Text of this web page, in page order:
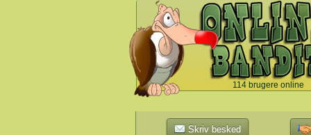
114 brugere online
`
Skriv besked